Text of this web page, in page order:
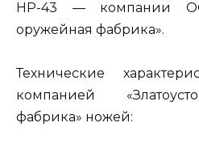
НР-43 — компании
оружейная фабрика».
Технические
компанией
фабрика» ножей: